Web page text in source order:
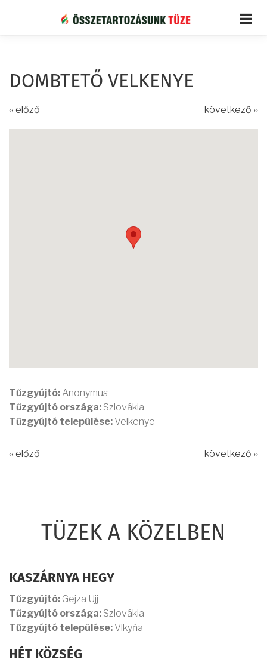
tartalomra
DOMBTETŐ VELKENYE
‹‹ előző következő ››
Tűzgyújtó: Anonymus
Tűzgyújtó országa: Szlovákia
Tűzgyújtó települése: Velkenye
‹‹ előző következő ››
TÜZEK A KÖZELBEN
KASZÁRNYA HEGY
Tűzgyújtó: Gejza Ujj
Tűzgyújtó országa: Szlovákia
Tűzgyújtó települése: Vlkyňa
HÉT KÖZSÉG